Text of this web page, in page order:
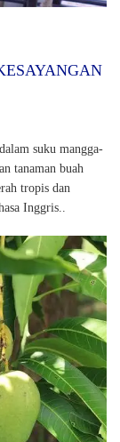
suku mangga-
tanaman buah
tropis dan
Inggris..